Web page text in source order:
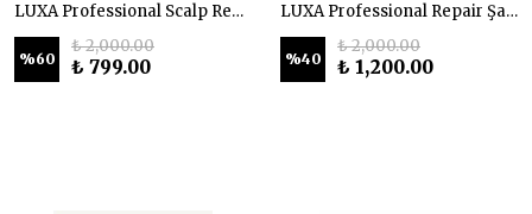
LUXA Professional Scalp Renew Dökülme Önleyici Şampuan 250 ml
%60
₺ 2,000.00
₺ 799.00
LUXA Professional Repair Şampuan 250 ml
%40
₺ 2,000.00
₺ 1,200.00